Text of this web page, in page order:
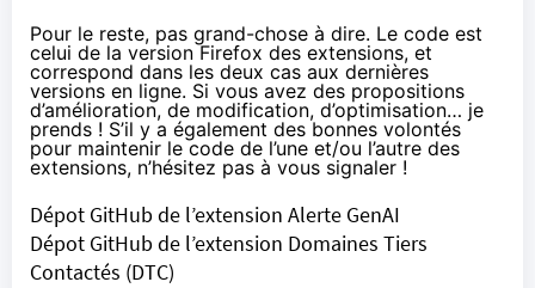
Pour le reste, pas grand-chose à dire. Le code est
celui de la version Firefox des extensions, et
correspond dans les deux cas aux dernières
versions en ligne. Si vous avez des propositions
d’amélioration, de modification, d’optimisation… je
prends ! S’il y a également des bonnes volontés
pour maintenir le code de l’une et/ou l’autre des
extensions, n’hésitez pas à vous signaler !
Dépot GitHub de l’extension Alerte GenAI
Dépot GitHub de l’extension Domaines Tiers
Contactés (DTC)